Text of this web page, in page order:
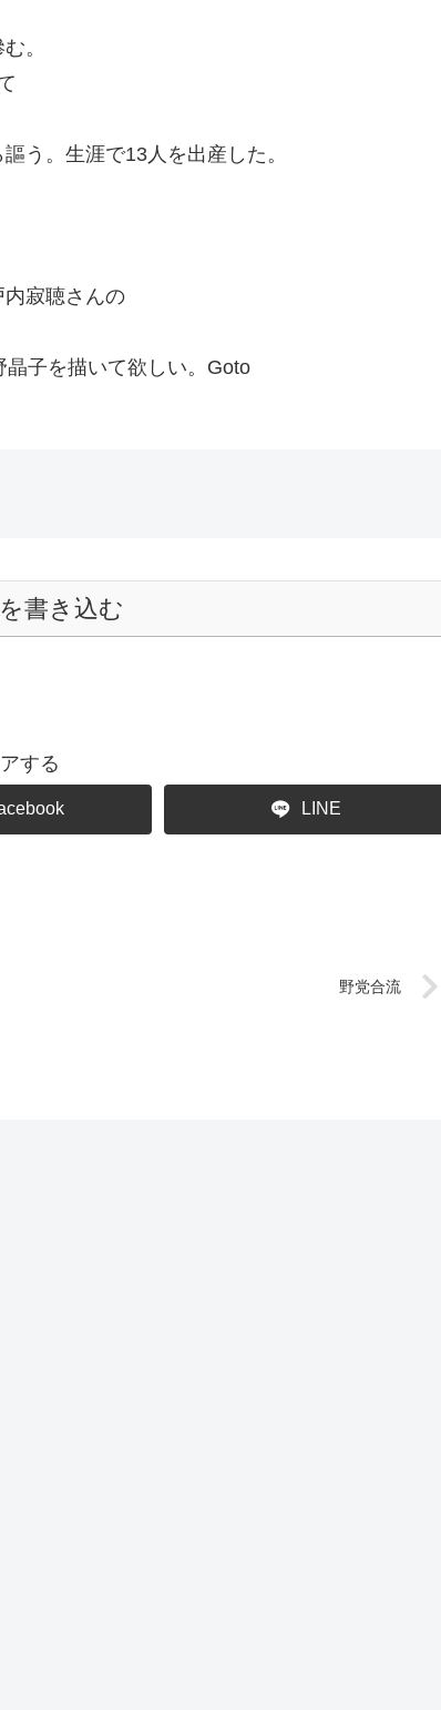
。
う。生涯で13人を出産した。
寂聴さんの
子を描いて欲しい。Goto
書き込む
する
LINE
野党合流